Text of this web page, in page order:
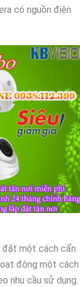
có nguồn điện
đặt một cách cẩn
động một cách
nhu cầu sử dụng.